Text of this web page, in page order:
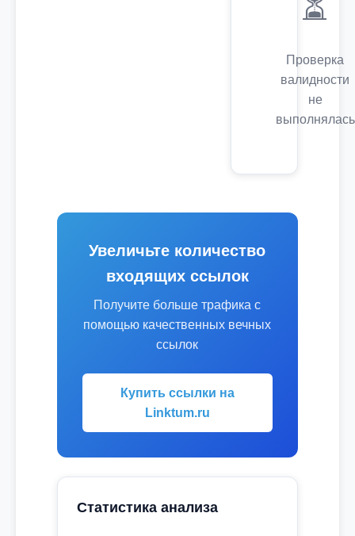
Проверка
валидности
не
выполнялась
Увеличьте количество
входящих ссылок
Получите больше трафика с
помощью качественных вечных
ссылок
Купить ссылки на
Linktum.ru
Статистика анализа